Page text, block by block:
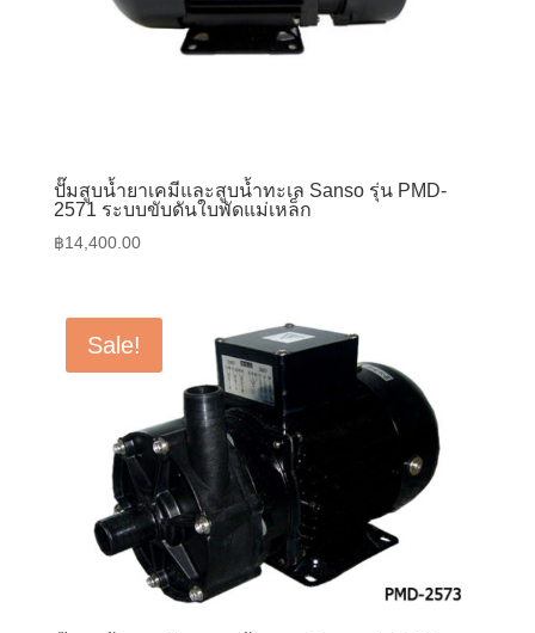
ปั๊มสูบน้ำยาเคมีและสูบน้ำทะเล Sanso รุ่น PMD-
2571 ระบบขับดันใบพัดแม่เหล็ก
฿14,400.00
Sale!